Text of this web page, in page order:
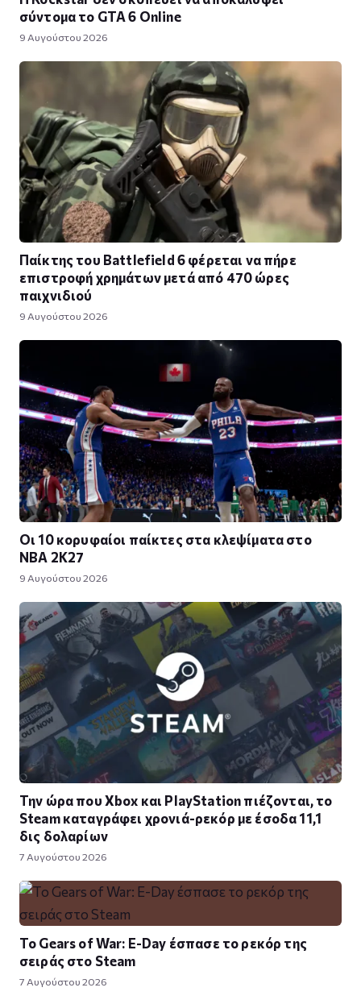
σύντομα το GTA 6 Online
9 Αυγούστου 2026
Παίκτης του Battlefield 6 φέρεται να πήρε
επιστροφή χρημάτων μετά από 470 ώρες
παιχνιδιού
9 Αυγούστου 2026
Οι 10 κορυφαίοι παίκτες στα κλεψίματα στο
NBA 2K27
9 Αυγούστου 2026
Την ώρα που Xbox και PlayStation πιέζονται, το
Steam καταγράφει χρονιά-ρεκόρ με έσοδα 11,1
δις δολαρίων
7 Αυγούστου 2026
Το Gears of War: E-Day έσπασε το ρεκόρ της
σειράς στο Steam
7 Αυγούστου 2026